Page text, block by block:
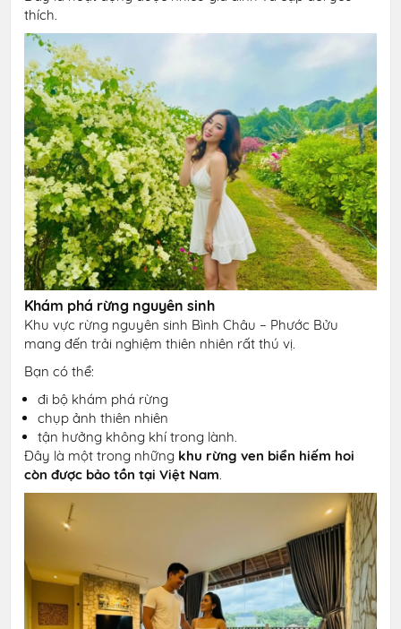
thích.
Khám phá rừng nguyên sinh
Khu vực rừng nguyên sinh Bình Châu – Phước Bửu
mang đến trải nghiệm thiên nhiên rất thú vị.
Bạn có thể:
đi bộ khám phá rừng
chụp ảnh thiên nhiên
tận hưởng không khí trong lành.
Đây là một trong những khu rừng ven biển hiếm hoi
còn được bảo tồn tại Việt Nam.